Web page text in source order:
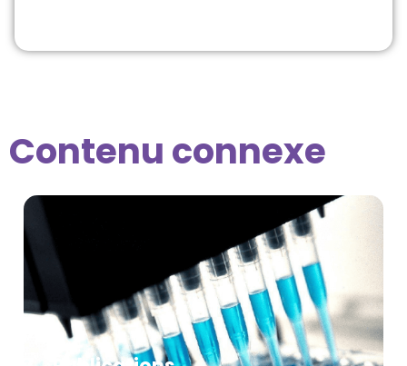
Contenu connexe